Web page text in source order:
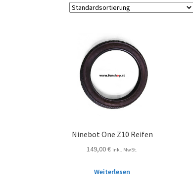
Ninebot One Z10 Reifen
149,00€ inkl. MwSt.
Weiterlesen